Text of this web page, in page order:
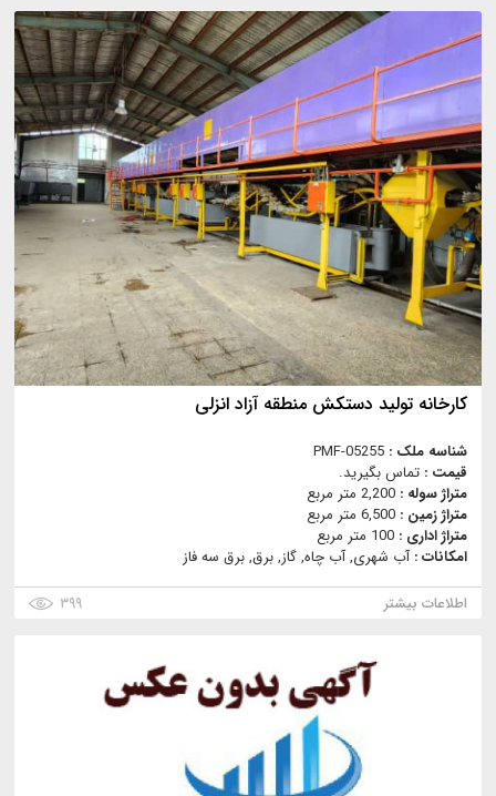
کارخانه تولید دستکش منطقه آزاد انزلی
شناسه ملک : PMF-05255
قیمت : تماس بگیرید.
متراژ سوله : 2,200 متر مربع
متراژ زمین : 6,500 متر مربع
متراژ اداری : 100 متر مربع
امکانات :آب شهری, آب چاه, گاز, برق, برق سه فاز
اطلاعات بیشتر
۳۹۹